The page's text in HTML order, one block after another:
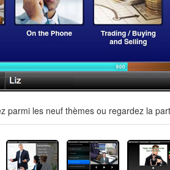
parmi les neuf thèmes ou regardez la